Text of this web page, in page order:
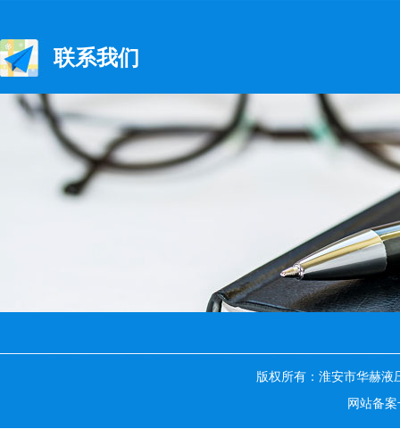
联系我们
版权所有：淮安市华赫
网站备案